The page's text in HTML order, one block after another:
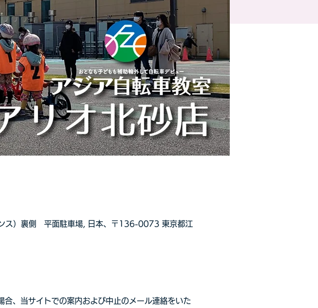
ンス）裏側 平面駐車場, 日本、〒136-0073 東京都江
、当サイトでの案内および中止のメール連絡をいた